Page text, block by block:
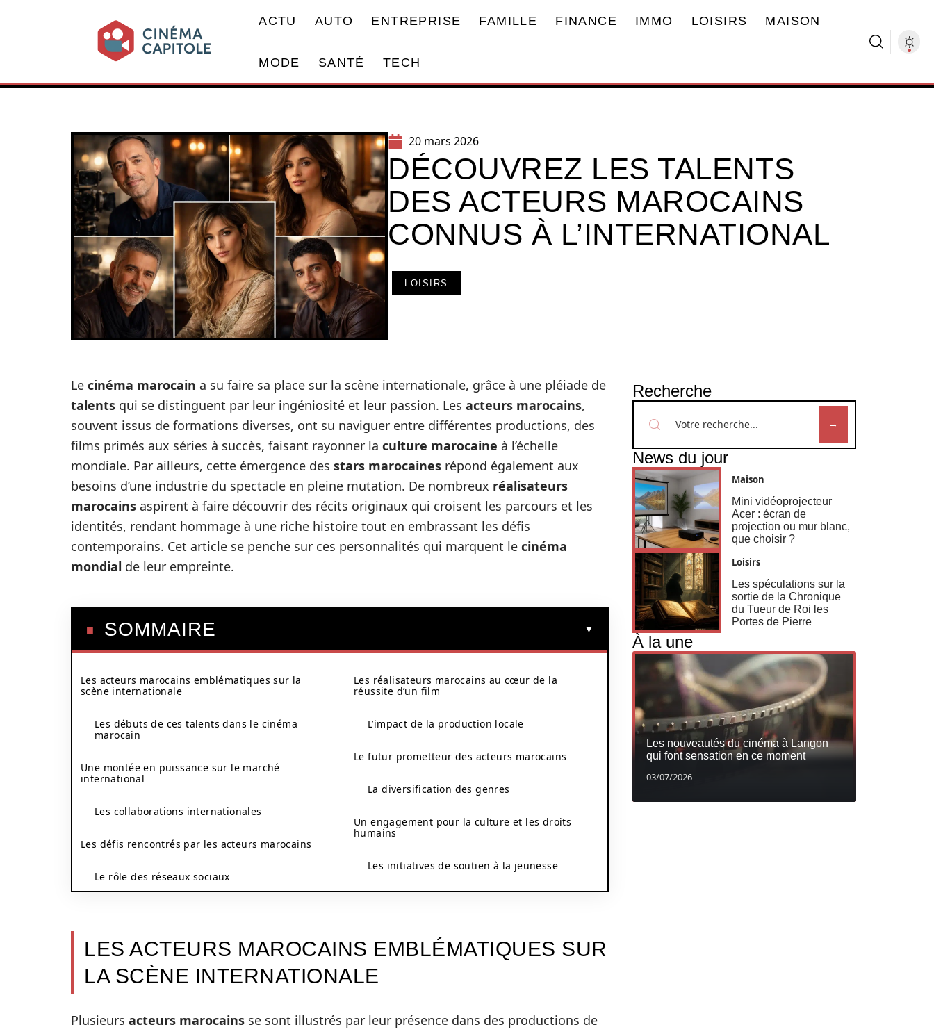
ACTU AUTO ENTREPRISE FAMILLE FINANCE IMMO LOISIRS MAISON
MODE SANTÉ TECH
20 mars 2026
DÉCOUVREZ LES TALENTS
DES ACTEURS MAROCAINS
CONNUS À L’INTERNATIONAL
LOISIRS
Le cinéma marocain a su faire sa place sur la scène internationale, grâce à une pléiade de
talents qui se distinguent par leur ingéniosité et leur passion. Les acteurs marocains,
souvent issus de formations diverses, ont su naviguer entre différentes productions, des
films primés aux séries à succès, faisant rayonner la culture marocaine à l’échelle
mondiale. Par ailleurs, cette émergence des stars marocaines répond également aux
besoins d’une industrie du spectacle en pleine mutation. De nombreux réalisateurs
marocains aspirent à faire découvrir des récits originaux qui croisent les parcours et les
identités, rendant hommage à une riche histoire tout en embrassant les défis
contemporains. Cet article se penche sur ces personnalités qui marquent le cinéma
mondial de leur empreinte.
SOMMAIRE
Les acteurs marocains emblématiques sur la
scène internationale
Les débuts de ces talents dans le cinéma
marocain
Une montée en puissance sur le marché
international
Les collaborations internationales
Les défis rencontrés par les acteurs marocains
Le rôle des réseaux sociaux
Les réalisateurs marocains au cœur de la
réussite d’un film
L’impact de la production locale
Le futur prometteur des acteurs marocains
La diversification des genres
Un engagement pour la culture et les droits
humains
Les initiatives de soutien à la jeunesse
LES ACTEURS MAROCAINS EMBLÉMATIQUES SUR
LA SCÈNE INTERNATIONALE
Plusieurs acteurs marocains se sont illustrés par leur présence dans des productions de
Recherche
News du jour
Maison
Mini vidéoprojecteur
Acer : écran de
projection ou mur blanc,
que choisir ?
Loisirs
Les spéculations sur la
sortie de la Chronique
du Tueur de Roi les
Portes de Pierre
À la une
Les nouveautés du cinéma à Langon
qui font sensation en ce moment
03/07/2026